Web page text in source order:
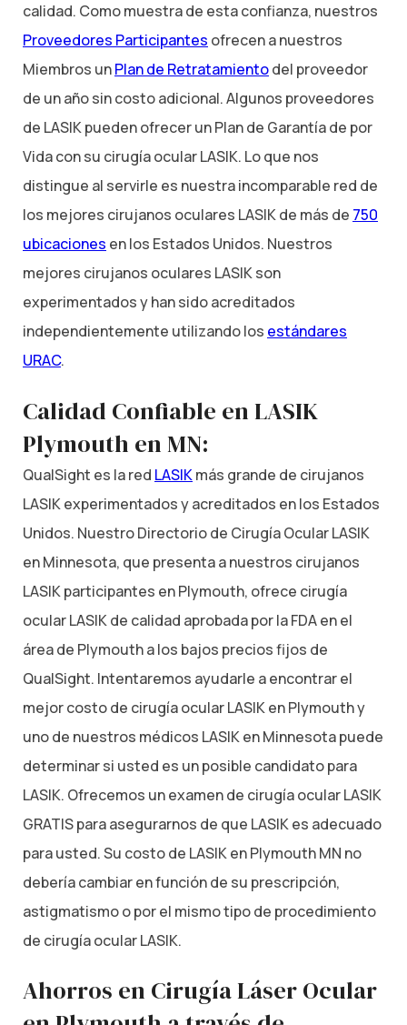
calidad. Como muestra de esta confianza, nuestros
Proveedores Participantes ofrecen a nuestros
Miembros unPlan de Retratamientodel proveedor
de un año sin costo adicional. Algunos proveedores
de LASIK pueden ofrecer un Plan de Garantía de por
Vida con su cirugía ocular LASIK. Lo que nos
distingue al servirle es nuestra incomparable red de
los mejores cirujanos oculares LASIK de más de 750
ubicaciones en los Estados Unidos. Nuestros
mejores cirujanos oculares LASIK son
experimentados y han sido acreditados
independientemente utilizando los estándares
URAC.
Calidad Confiable en LASIK
Plymouth en MN:
QualSight es la red LASIKmás grande de cirujanos
LASIK experimentados y acreditados en los Estados
Unidos. Nuestro Directorio de Cirugía Ocular LASIK
en Minnesota, que presenta a nuestros cirujanos
LASIK participantes en Plymouth, ofrece cirugía
ocular LASIK de calidad aprobada por la FDA en el
área de Plymouth a los bajos precios fijos de
QualSight. Intentaremos ayudarle a encontrar el
mejor costo de cirugía ocular LASIK en Plymouth y
uno de nuestros médicos LASIK en Minnesota puede
determinar si usted es un posible candidato para
LASIK. Ofrecemos un examen de cirugía ocular LASIK
GRATIS para asegurarnos de que LASIK es adecuado
para usted. Su costo de LASIK en Plymouth MN no
debería cambiar en función de su prescripción,
astigmatismo o por el mismo tipo de procedimiento
de cirugía ocular LASIK.
Ahorros en Cirugía Láser Ocular